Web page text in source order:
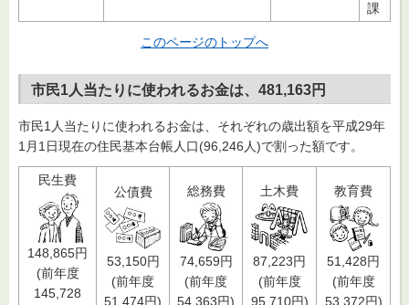
課
このページのトップへ
市民1人当たりに使われるお金は、481,163円
市民1人当たりに使われるお金は、それぞれの歳出額を平成29年
1月1日現在の住民基本台帳人口(96,246人)で割った額です。
民生費
148,865円
(前年度
145,728
公債費
53,150円
(前年度
51,474円)
総務費
74,659円
(前年度
54,363円)
土木費
87,223円
(前年度
95,710円)
教育費
51,428円
(前年度
53,372円)